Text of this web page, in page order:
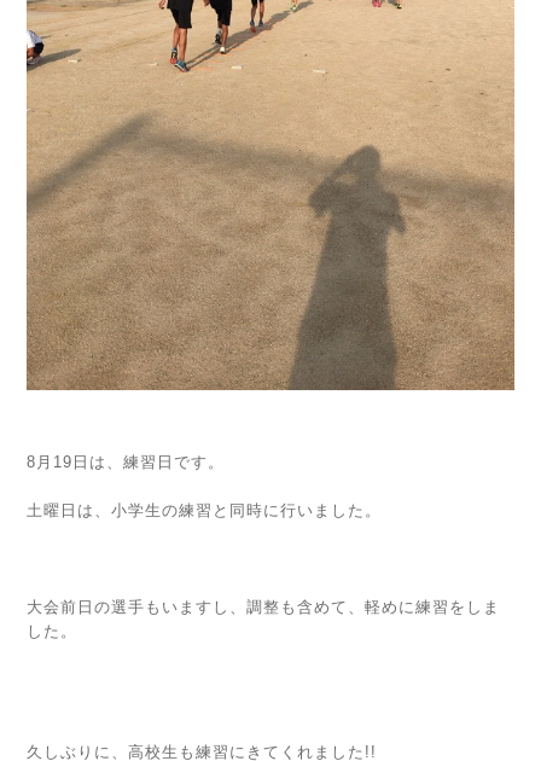
8月19日は、練習日です。
土曜日は、小学生の練習と同時に行いました。
大会前日の選手もいますし、調整も含めて、軽めに練習をしま
した。
久しぶりに、高校生も練習にきてくれました!!